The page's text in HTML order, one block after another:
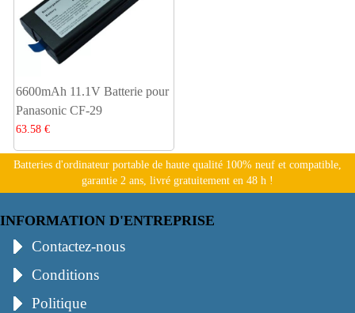
6600mAh 11.1V Batterie pour
Panasonic CF-29
63.58 €
Batteries d'ordinateur portable de haute qualité 100% neuf et compatible,
garantie 2 ans, livré gratuitement en 48 h !
INFORMATION D'ENTREPRISE
Contactez-nous
Conditions
Politique